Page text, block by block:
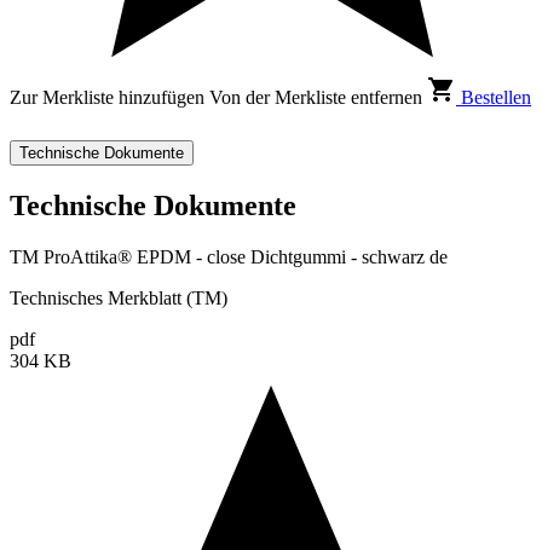
Zur Merkliste hinzufügen Von der Merkliste entfernen Bestellen
Technische Dokumente
Technische Dokumente
TM ProAttika® EPDM - close Dichtgummi - schwarz de
Technisches Merkblatt (TM)
pdf
304 KB